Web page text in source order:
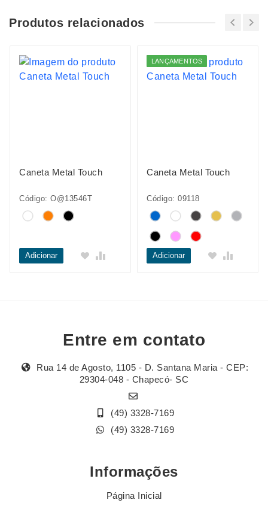
Produtos relacionados
Caneta Metal Touch
Código: O@13546T
Adicionar
LANÇAMENTOS
Caneta Metal Touch
Código: 09118
Adicionar
Entre em contato
Rua 14 de Agosto, 1105 - D. Santana Maria - CEP:
29304-048 - Chapecó- SC
(49) 3328-7169
(49) 3328-7169
Informações
Página Inicial